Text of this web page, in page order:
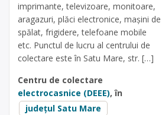
imprimante, televizoare, monitoare,
aragazuri, plăci electronice, mașini de
spălat, frigidere, telefoane mobile
etc. Punctul de lucru al centrului de
colectare este în Satu Mare, str. […]
Centru de colectare
electrocasnice (DEEE), în
județul Satu Mare